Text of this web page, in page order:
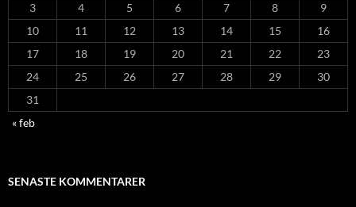
3
4 5 6 7 8
9
10
11 12 13 14 15
16
17
18 19 20 21 22
23
24
25 26 27 28 29
30
31
« feb
SENASTE KOMMENTARER